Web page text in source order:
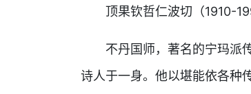
顶果钦哲仁波切（1910-
不丹国师，著名的宁玛派传
诗人于一身。他以堪能依各种